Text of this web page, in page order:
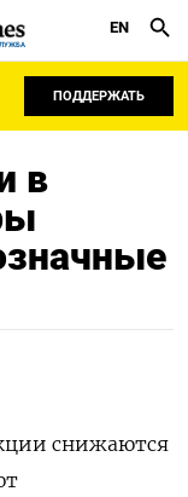
EN
ПОДДЕРЖАТЬ
в
снижаются